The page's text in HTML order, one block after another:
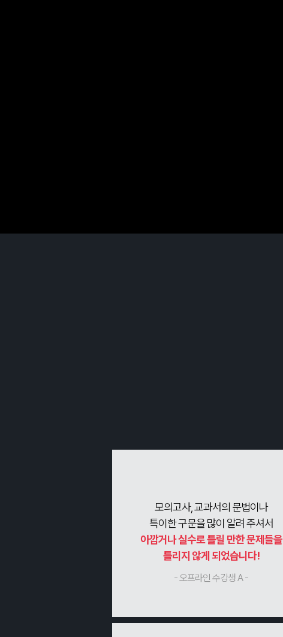
모의고사, 교과서의 문법이나
특이한 구문을 많이 알려 주셔서
아깝거나 실수로 틀릴 만한 문제들을
틀리지 않게 되었습니다!
- 오프라인 수강생 A -